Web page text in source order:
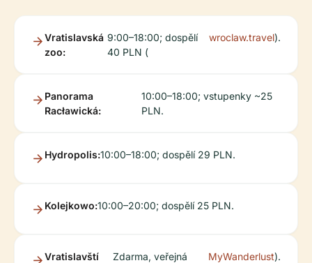
Vratislavská
zoo:
9:00–18:00; dospělí
40 PLN (
wroclaw.travel).
Panorama
Racławická:
10:00–18:00; vstupenky ~25
PLN.
Hydropolis:10:00–18:00; dospělí 29 PLN.
Kolejkowo:10:00–20:00; dospělí 25 PLN.
Vratislavští
Zdarma, veřejná
MyWanderlust).